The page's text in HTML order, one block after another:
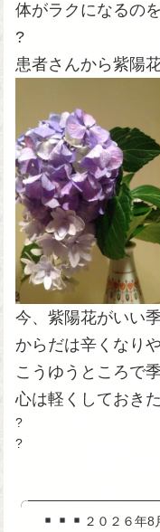
体がラクになるの
?
患者さんから紫陽
今、紫陽花がいい季
からだは辛くなり
こうゆうところで
心は軽くしておき
?
?
２０２６年8